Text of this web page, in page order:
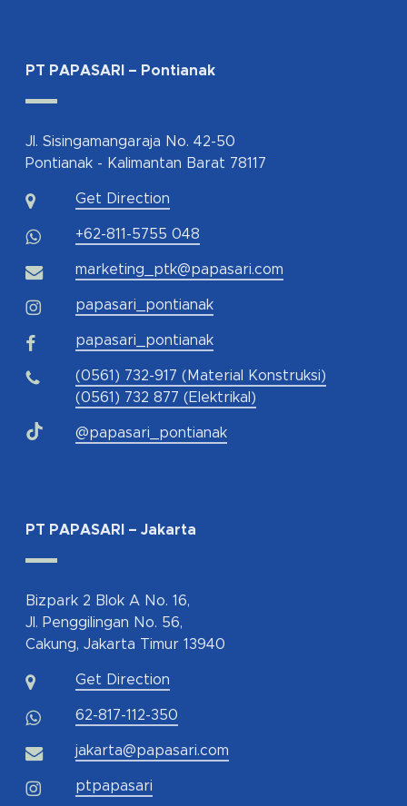
PT PAPASARI – Pontianak
Jl. Sisingamangaraja No. 42-50
Pontianak - Kalimantan Barat 78117
Get Direction
+62-811-5755 048
marketing_ptk@papasari.com
papasari_pontianak
papasari_pontianak
(0561) 732-917 (Material Konstruksi)
(0561) 732 877 (Elektrikal)
@papasari_pontianak
PT PAPASARI – Jakarta
Bizpark 2 Blok A No. 16,
Jl. Penggilingan No. 56,
Cakung, Jakarta Timur 13940
Get Direction
62-817-112-350
jakarta@papasari.com
ptpapasari